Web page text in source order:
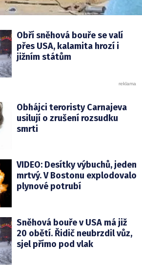
Obří sněhová bouře se valí
přes USA, kalamita hrozí i
jižním státům
Obhájci teroristy Carnajeva
usilují o zrušení rozsudku
smrti
VIDEO: Desítky výbuchů, jeden
mrtvý. V Bostonu explodovalo
plynové potrubí
Sněhová bouře v USA má již
20 obětí. Řidič neubrzdil vůz,
sjel přímo pod vlak